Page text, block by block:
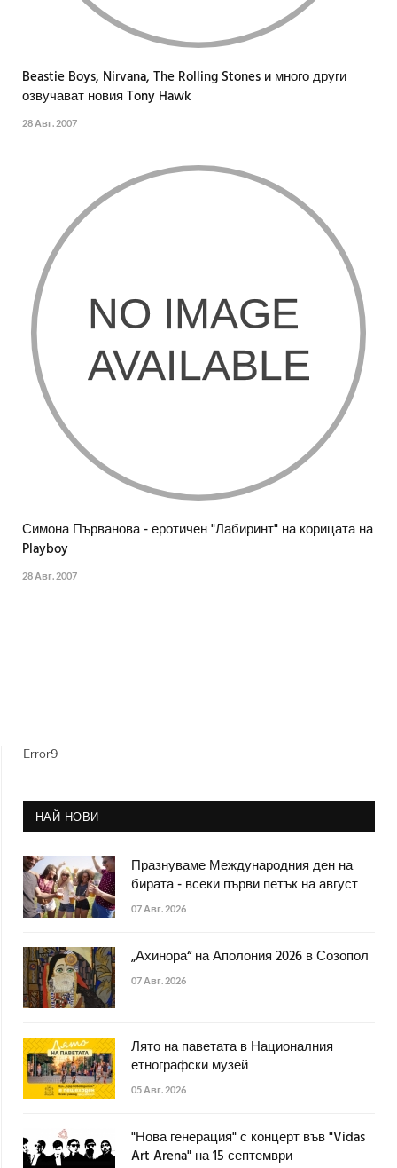
Beastie Boys, Nirvana, The Rolling Stones и много други
озвучават новия Tony Hawk
28 Авг. 2007
Симона Първанова - еротичен "Лабиринт" на корицата на
Playboy
28 Авг. 2007
Error9
НАЙ-НОВИ
Празнуваме Международния ден на
бирата - всеки първи петък на август
07 Авг. 2026
„Ахинора“ на Аполония 2026 в Созопол
07 Авг. 2026
Лято на паветата в Националния
етнографски музей
05 Авг. 2026
"Нова генерация" с концерт във "Vidas
Art Arena" на 15 септември